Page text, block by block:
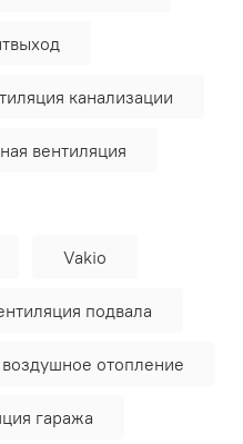
канализации
вентиляция
Vakio
подвала
воздушное отопление
гаража